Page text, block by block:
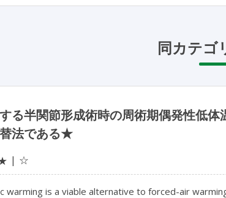
同カテゴ
る半関節形成術時の周術期偶発性低
法である★
☆
warming is a viable alternative to forced-air